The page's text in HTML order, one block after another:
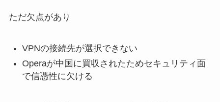
ただ欠点があり
VPNの接続先が選択できない
Operaが中国に買収されたためセキュリティ面
で信憑性に欠ける